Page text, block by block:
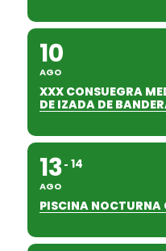
10
AGO
XXX CONSUEGRA
DE IZADA DE
13
AGO
14
PISCINA NOCTURNA